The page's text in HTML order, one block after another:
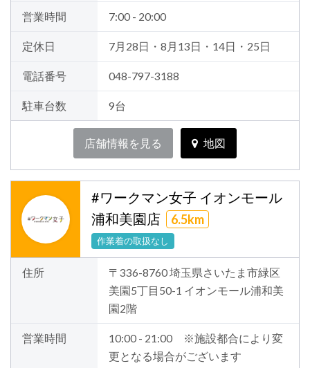
営業時間 7:00 - 20:00
定休日 7月28日・8月13日・14日・25日
電話番号 048-797-3188
駐車台数 9台
店舗情報を見る 地図
#ワークマン女子 イオンモール
浦和美園店
6.5km
作業着の取扱なし
住所
〒336-8760 埼玉県さいたま市緑区
美園5丁目50-1 イオンモール浦和美
園2階
営業時間
10:00 - 21:00 ※施設都合により変
更となる場合がございます